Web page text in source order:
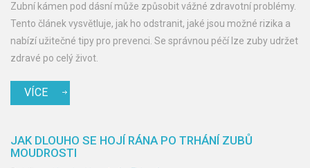
Zubní kámen pod dásní může způsobit vážné zdravotní problémy.
Tento článek vysvětluje, jak ho odstranit, jaké jsou možné rizika a
nabízí užitečné tipy pro prevenci. Se správnou péčí lze zuby udržet
zdravé po celý život.
VÍCE
JAK DLOUHO SE HOJÍ RÁNA PO TRHÁNÍ ZUBŮ
MOUDROSTI